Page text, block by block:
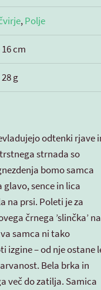
,Polje
16 cm
28 g
odtenki rjave
strnada so
bomo samca
sence in lica
na prsi. Poleti je za
črnega ’slinčka’ na
samca ni tako
izgine – od nje ostane
Bela brka in
več do zatilja. Samica